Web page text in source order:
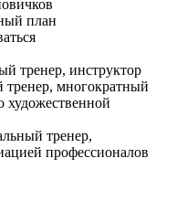
план
тренер, инструктор
многократный
художественной
тренер,
профессионалов